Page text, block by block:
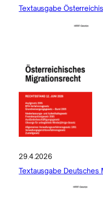
Textausgabe
29.4.2026
Textausgabe Deutsches